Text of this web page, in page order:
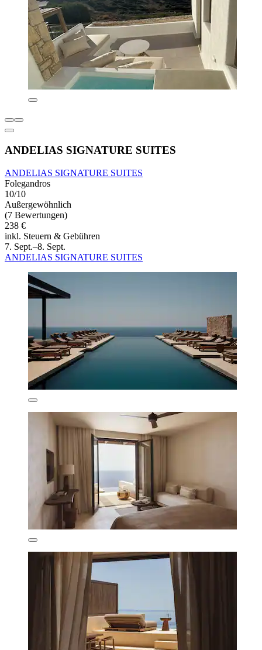
ANDELIAS SIGNATURE SUITES
ANDELIAS SIGNATURE SUITES
Folegandros
10/10
Außergewöhnlich
(7 Bewertungen)
238 €
inkl. Steuern & Gebühren
7. Sept.–8. Sept.
ANDELIAS SIGNATURE SUITES